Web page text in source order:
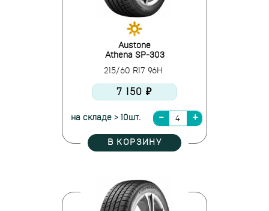
Austone
Athena SP-303
215/60 R17 96H
7 150 ₽
на складе > 10шт.
В КОРЗИНУ